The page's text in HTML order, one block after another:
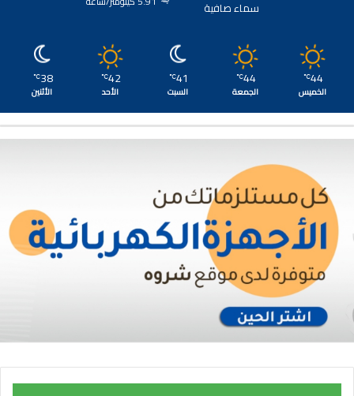
سماء صافية
44
℃
الخميس
44
℃
الجمعة
41
℃
السبت
42
℃
الأحد
38
℃
الأثنين